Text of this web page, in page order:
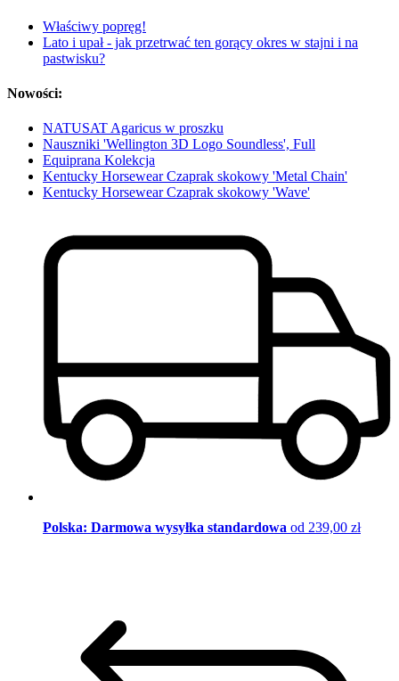
Właściwy popręg!
Lato i upał - jak przetrwać ten gorący okres w stajni i na
pastwisku?
Nowości:
NATUSAT Agaricus w proszku
Nauszniki 'Wellington 3D Logo Soundless', Full
Equiprana Kolekcja
Kentucky Horsewear Czaprak skokowy 'Metal Chain'
Kentucky Horsewear Czaprak skokowy 'Wave'
Polska: Darmowa wysyłka standardowa od 239,00 zł